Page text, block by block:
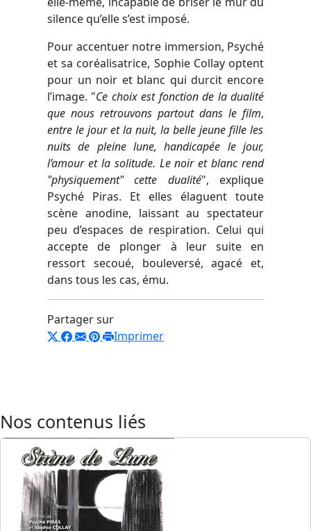
silence qu’elle s’est imposé.
Pour accentuer notre immersion, Psyché
et sa coréalisatrice, Sophie Collay optent
pour un noir et blanc qui durcit encore
l’image. "Ce choix est fonction de la dualité
que nous retrouvons partout dans le film,
entre le jour et la nuit, la belle jeune fille les
nuits de pleine lune, handicapée le jour,
l’amour et la solitude. Le noir et blanc rend
"physiquement" cette dualité", explique
Psyché Piras. Et elles élaguent toute
scène anodine, laissant au spectateur
peu d’espaces de respiration. Celui qui
accepte de plonger à leur suite en
ressort secoué, bouleversé, agacé et,
dans tous les cas, ému.
Partager sur
Imprimer
Nos contenus liés